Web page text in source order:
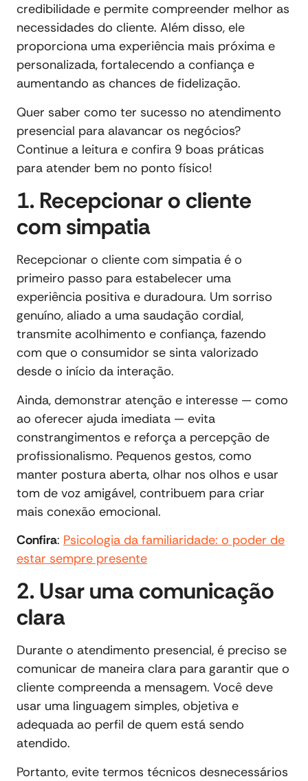
credibilidade e permite compreender melhor as
necessidades do cliente. Além disso, ele
proporciona uma experiência mais próxima e
personalizada, fortalecendo a confiança e
aumentando as chances de fidelização.
Quer saber como ter sucesso no atendimento
presencial para alavancar os negócios?
Continue a leitura e confira 9 boas práticas
para atender bem no ponto físico!
1. Recepcionar o cliente
com simpatia
Recepcionar o cliente com simpatia é o
primeiro passo para estabelecer uma
experiência positiva e duradoura. Um sorriso
genuíno, aliado a uma saudação cordial,
transmite acolhimento e confiança, fazendo
com que o consumidor se sinta valorizado
desde o início da interação.
Ainda, demonstrar atenção e interesse — como
ao oferecer ajuda imediata — evita
constrangimentos e reforça a percepção de
profissionalismo. Pequenos gestos, como
manter postura aberta, olhar nos olhos e usar
tom de voz amigável, contribuem para criar
mais conexão emocional.
Confira: Psicologia da familiaridade: o poder de
estar sempre presente
2. Usar uma comunicação
clara
Durante o atendimento presencial, é preciso se
comunicar de maneira clara para garantir que o
cliente compreenda a mensagem. Você deve
usar uma linguagem simples, objetiva e
adequada ao perfil de quem está sendo
atendido.
Portanto, evite termos técnicos desnecessários